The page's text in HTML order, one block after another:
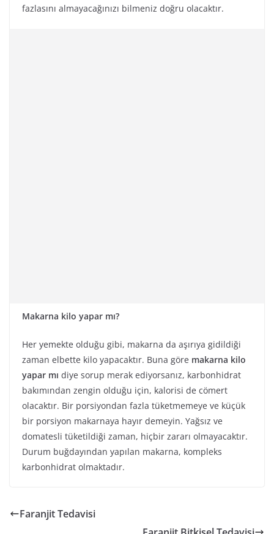
fazlasını almayacağınızı bilmeniz doğru olacaktır.
Makarna kilo yapar mı?
Her yemekte olduğu gibi, makarna da aşırıya gidildiği
zaman elbette kilo yapacaktır. Buna göre makarna kilo
yapar mı diye sorup merak ediyorsanız, karbonhidrat
bakımından zengin olduğu için, kalorisi de cömert
olacaktır. Bir porsiyondan fazla tüketmemeye ve küçük
bir porsiyon makarnaya hayır demeyin. Yağsız ve
domatesli tüketildiği zaman, hiçbir zararı olmayacaktır.
Durum buğdayından yapılan makarna, kompleks
karbonhidrat olmaktadır.
Faranjit Tedavisi